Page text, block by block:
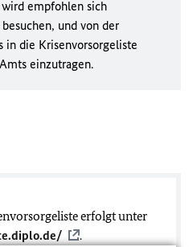
empfohlen sich
und von der
in die Krisenvorsorgeliste
einzutragen.
erfolgt unter
.